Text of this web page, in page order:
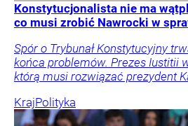
Konstytucjonalista nie ma
co musi zrobić Nawrocki w
Spór o Trybunał Konstytucyjny
końca problemów. Prezes Iustitii
którą musi rozwiązać prezydent
KrajPolityka